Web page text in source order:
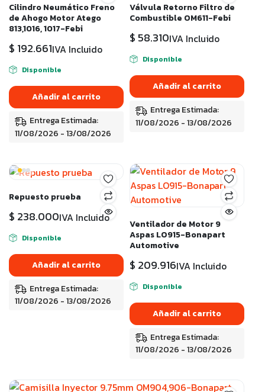
Cilindro Neumático Freno
de Ahogo Motor Atego
813,1016, 1017-Febi
$ 192.661IVA Incluido
Disponible
Añadir al carrito
Entrega Estimada:
11/08/2026 - 13/08/2026
Válvula Retorno Filtro de
Combustible OM611-Febi
$ 58.310IVA Incluido
Disponible
Añadir al carrito
Entrega Estimada:
11/08/2026 - 13/08/2026
Repuesto prueba
$ 238.000IVA Incluido
Disponible
Añadir al carrito
Entrega Estimada:
11/08/2026 - 13/08/2026
Ventilador de Motor 9
Aspas LO915-Bonapart
Automotive
$ 209.916IVA Incluido
Disponible
Añadir al carrito
Entrega Estimada:
11/08/2026 - 13/08/2026